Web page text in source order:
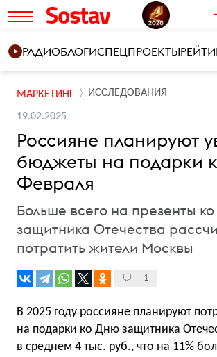
РАДИОБЛОГИСПЕЦПРОЕКТЫ
МАРКЕТИНГ ИССЛЕДОВАНИЯ
19.02.2025
Россияне планируют
бюджеты на подарки
Февраля
Больше всего на презенты
защитника Отечества
потратить жители Москвы
1
В 2025 году россияне планируют
на подарки ко Дню защитника
в среднем 4 тыс. руб., что на 11%